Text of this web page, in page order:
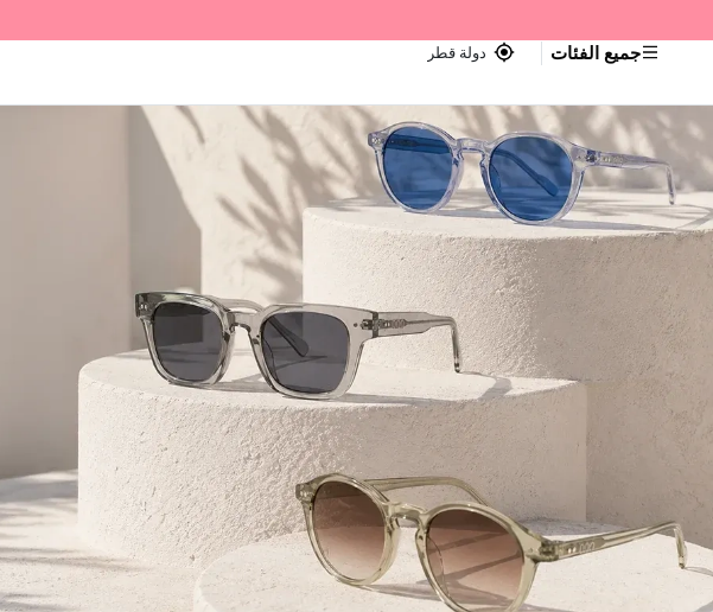
جميع الفئات دولة قطر
تاجر — Home page default h1 desc